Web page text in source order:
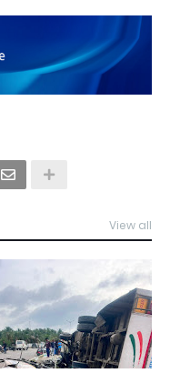
View all